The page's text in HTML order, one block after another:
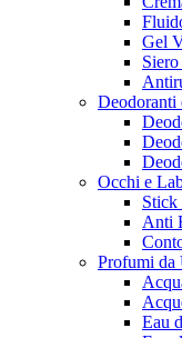
Gel
Deodoranti
Occhi e
Stick
Anti
Profumi da
Eau